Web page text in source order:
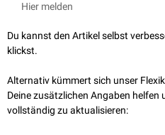
Hier melden
Du kannst den Artikel selbst
klickst.
Alternativ kümmert sich unser
Deine zusätzlichen Angaben helfen
vollständig zu aktualisieren: